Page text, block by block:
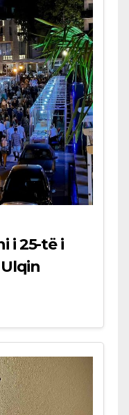
i 25-të i